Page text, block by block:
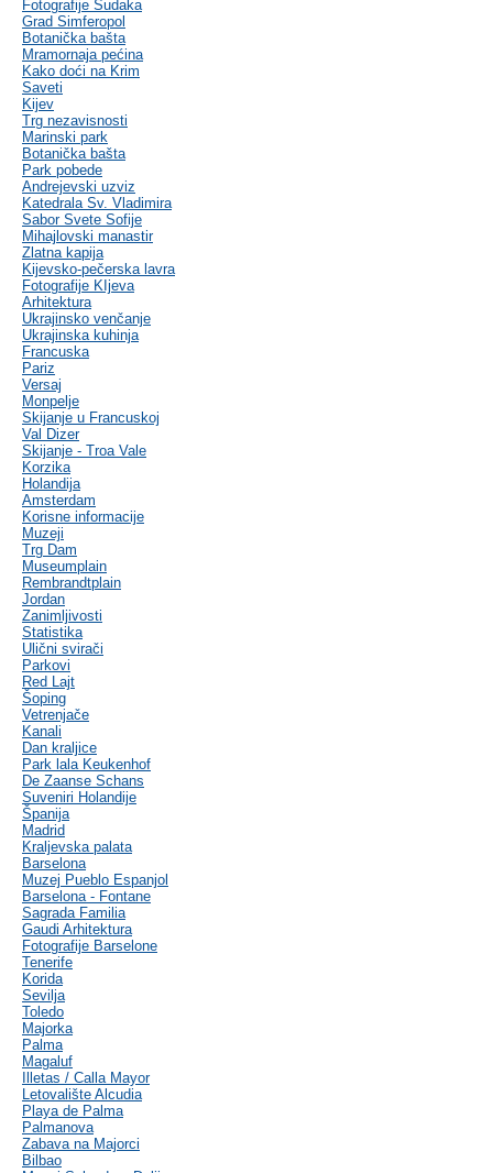
Fotografije Sudaka
Grad Simferopol
Botanička bašta
Mramornaja pećina
Kako doći na Krim
Saveti
Kijev
Trg nezavisnosti
Marinski park
Botanička bašta
Park pobede
Andrejevski uzviz
Katedrala Sv. Vladimira
Sabor Svete Sofije
Mihajlovski manastir
Zlatna kapija
Kijevsko-pečerska lavra
Fotografije KIjeva
Arhitektura
Ukrajinsko venčanje
Ukrajinska kuhinja
Francuska
Pariz
Versaj
Monpelje
Skijanje u Francuskoj
Val Dizer
Skijanje - Troa Vale
Korzika
Holandija
Amsterdam
Korisne informacije
Muzeji
Trg Dam
Museumplain
Rembrandtplain
Jordan
Zanimljivosti
Statistika
Ulični svirači
Parkovi
Red Lajt
Šoping
Vetrenjače
Kanali
Dan kraljice
Park lala Keukenhof
De Zaanse Schans
Suveniri Holandije
Španija
Madrid
Kraljevska palata
Barselona
Muzej Pueblo Espanjol
Barselona - Fontane
Sagrada Familia
Gaudi Arhitektura
Fotografije Barselone
Tenerife
Korida
Sevilja
Toledo
Majorka
Palma
Magaluf
Illetas / Calla Mayor
Letovalište Alcudia
Playa de Palma
Palmanova
Zabava na Majorci
Bilbao